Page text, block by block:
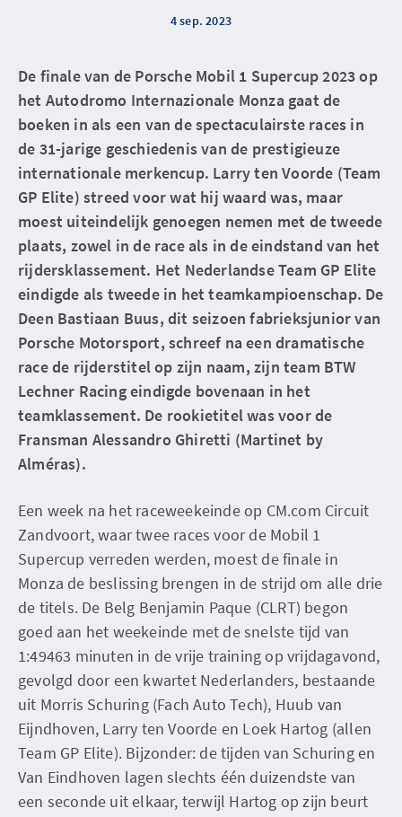
4 sep. 2023
De finale van de Porsche Mobil 1 Supercup 2023 op
het Autodromo Internazionale Monza gaat de
boeken in als een van de spectaculairste races in
de 31-jarige geschiedenis van de prestigieuze
internationale merkencup. Larry ten Voorde (Team
GP Elite) streed voor wat hij waard was, maar
moest uiteindelijk genoegen nemen met de tweede
plaats, zowel in de race als in de eindstand van het
rijdersklassement. Het Nederlandse Team GP Elite
eindigde als tweede in het teamkampioenschap. De
Deen Bastiaan Buus, dit seizoen fabrieksjunior van
Porsche Motorsport, schreef na een dramatische
race de rijderstitel op zijn naam, zijn team BTW
Lechner Racing eindigde bovenaan in het
teamklassement. De rookietitel was voor de
Fransman Alessandro Ghiretti (Martinet by
Alméras).
Een week na het raceweekeinde op CM.com Circuit
Zandvoort, waar twee races voor de Mobil 1
Supercup verreden werden, moest de finale in
Monza de beslissing brengen in de strijd om alle drie
de titels. De Belg Benjamin Paque (CLRT) begon
goed aan het weekeinde met de snelste tijd van
1:49463 minuten in de vrije training op vrijdagavond,
gevolgd door een kwartet Nederlanders, bestaande
uit Morris Schuring (Fach Auto Tech), Huub van
Eijndhoven, Larry ten Voorde en Loek Hartog (allen
Team GP Elite). Bijzonder: de tijden van Schuring en
Van Eindhoven lagen slechts één duizendste van
een seconde uit elkaar, terwijl Hartog op zijn beurt